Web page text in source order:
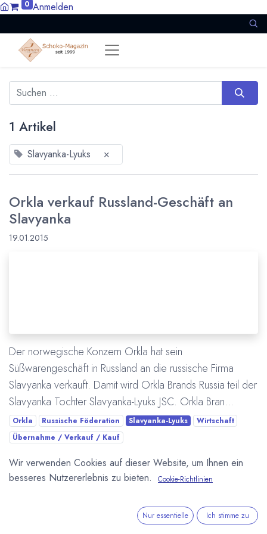
0 Anmelden
1 Artikel
Slavyanka-Lyuks ×
Orkla verkauf Russland-Geschäft an
Slavyanka
19.01.2015
Der norwegische Konzern Orkla hat sein
Süßwarengeschäft in Russland an die russische Firma
Slavyanka verkauft. Damit wird Orkla Brands Russia teil der
Slavyanka Tochter Slavyanka-Lyuks JSC. Orkla Bran...
Orkla Russische Föderation Slavyanka-Lyuks
Wirtschaft
Übernahme / Verkauf / Kauf
Mehr lesen
Wir verwenden Cookies auf dieser Website, um Ihnen ein
besseres Nutzererlebnis zu bieten.
Cookie-Richtlinien
Nur essentielle Ich stimme zu